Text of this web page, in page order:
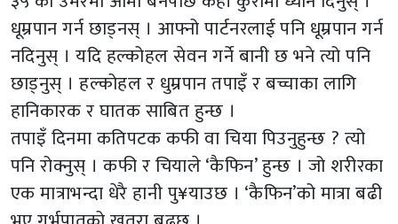
धूम्रपान गर्न छाड्नस् । आफ्नो पार्टनरलाई पनि धूम्रपान गर्न
नदिनुस् । यदि हल्कोहल सेवन गर्ने बानी छ भने त्यो पनि
छाड्नुस् । हल्कोहल र धुम्रपान तपाइँ र बच्चाका लागि
हानिकारक र घातक साबित हुन्छ ।
तपाइँ दिनमा कतिपटक कफी वा चिया पिउनुहुन्छ ? त्यो
पनि रोक्नुस् । कफी र चियाले ‘कैफिन’ हुन्छ । जो शरीरका
एक मात्राभन्दा धेरै हानी पु¥याउछ । ‘कैफिन’को मात्रा बढी